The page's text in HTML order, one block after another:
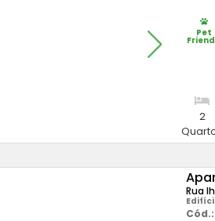
2
Pet
Rua
Cód.: